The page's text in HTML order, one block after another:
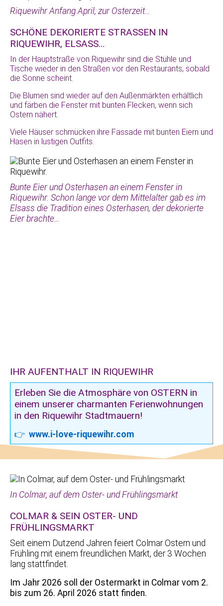
SCHÖNE DEKORIERTE STRASSEN IN
RIQUEWIHR, ELSASS…
In der Hauptstraße von Riquewihr sind die Stühle und
Tische wieder in den Straßen vor den Restaurants, sobald
die Sonne scheint.
Die Blumen sind wieder auf den Außenmärkten erhältlich
und färben die Fenster mit bunten Flecken, wenn sich
Ostern nähert.
Viele Häuser schmücken ihre Fassade mit bunten Eiern und
Hasen in lustigen Outfits.
Riquewihr Anfang April, zur Osterzeit…
Bunte Eier und Osterhasen an einem Fenster in
Riquewihr. Schon lange vor dem Mittelalter gab es im
Elsass die Tradition eines Osterhasen, der dekorierte
Eier brachte…
IHR AUFENTHALT IN RIQUEWIHR
Erleben Sie die Atmosphäre von OSTERN in
einem unserer charmanten Ferienwohnungen
in den Riquewihr Stadtmauern!
👉 www.i-love-riquewihr.com
In Colmar, auf dem Oster- und Frühlingsmarkt
COLMAR & SEIN OSTER- UND
FRÜHLINGSMARKT
Seit einem Dutzend Jahren feiert Colmar Ostern und
Frühling mit einem freundlichen Markt, der 3 Wochen
lang stattfindet.
Im Jahr 2026 soll der Ostermarkt in Colmar vom 2.
bis zum 26. April 2026 statt finden.